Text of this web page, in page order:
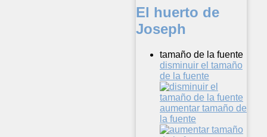
El huerto de
Joseph
tamaño de la fuente
disminuir el tamaño
de la fuente
aumentar tamaño de
la fuente